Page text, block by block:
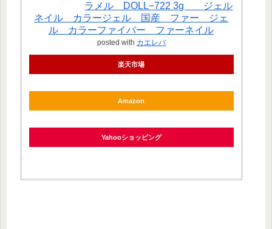
ラメル DOLL−722 3g ジェル
ネイル カラージェル 国産 ファー ジェ
ル カラーファイバー ファーネイル
posted with カエレバ
楽天市場
Amazon
Yahooショッピング